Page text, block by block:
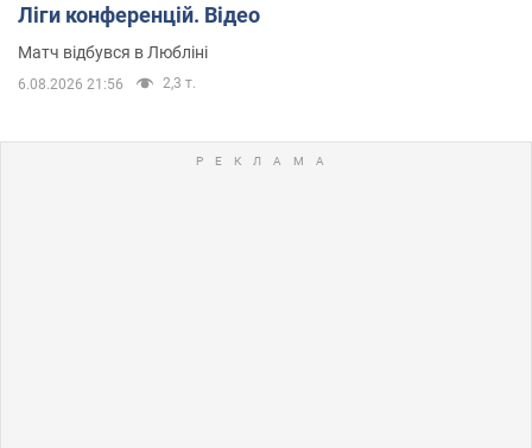
Ліги конференцій. Відео
Матч відбувся в Любліні
6.08.2026 21:56 2,3 т.